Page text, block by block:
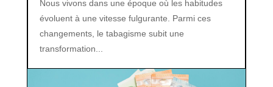
Nous vivons dans une époque où les habitudes
évoluent à une vitesse fulgurante. Parmi ces
changements, le tabagisme subit une
transformation...